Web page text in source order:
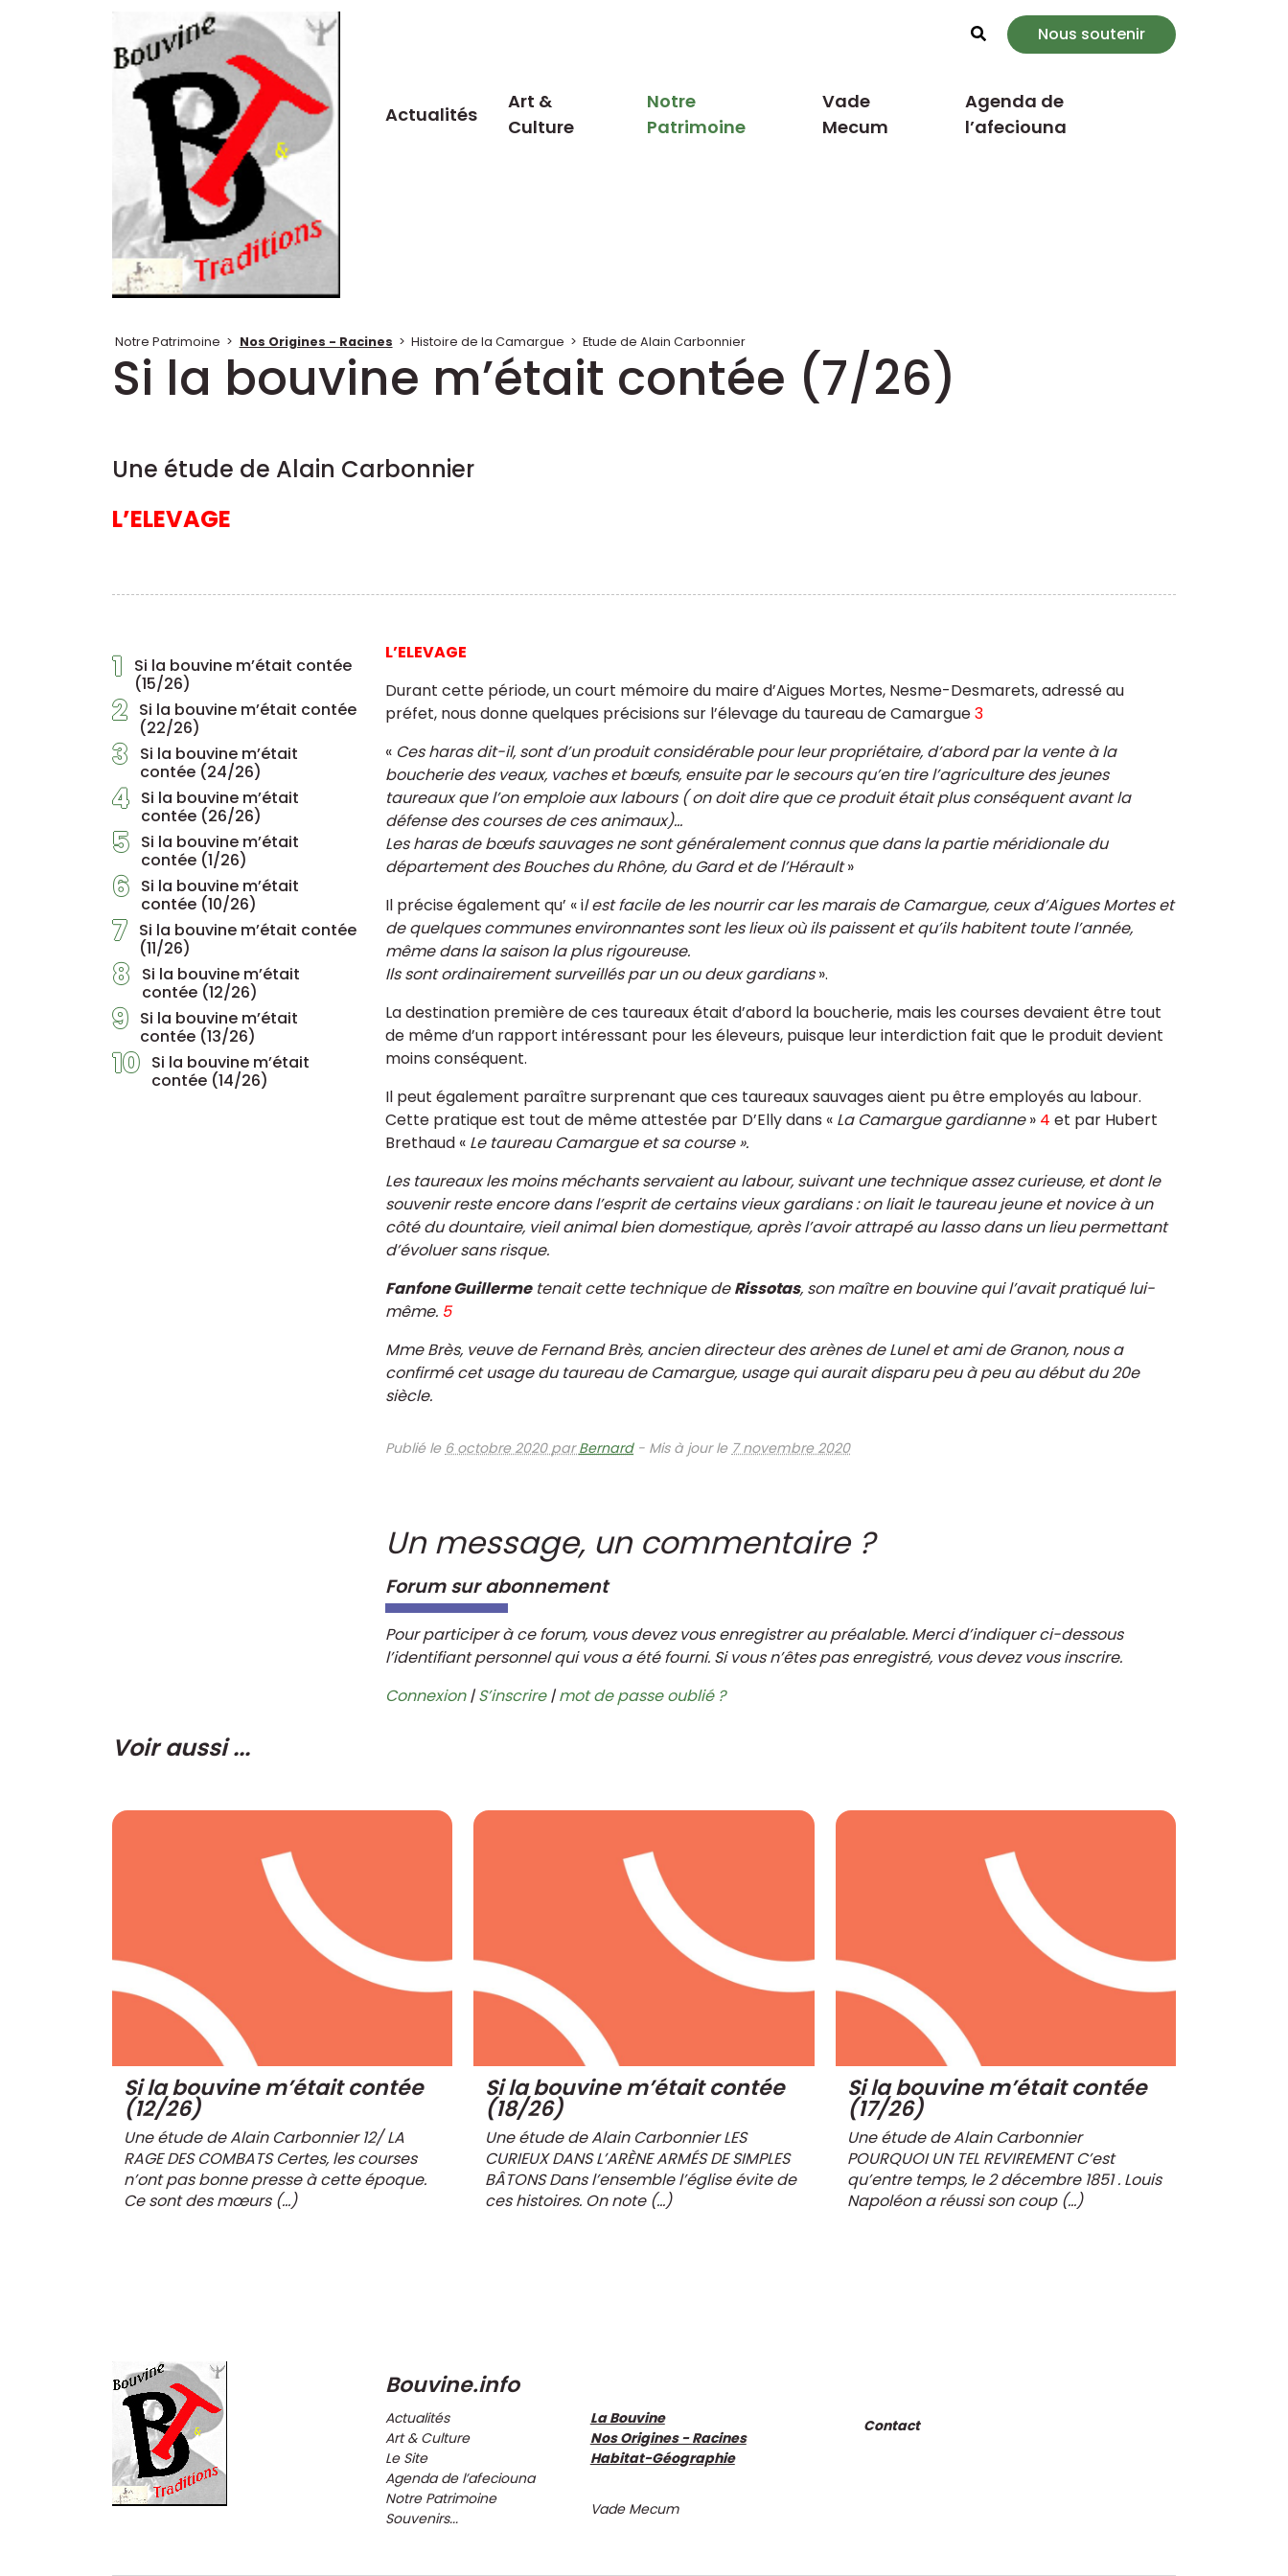
Rechercher
Nous soutenir
Actualités
Art &
Culture
Notre
Patrimoine
Vade
Mecum
Agenda de
l’afeciouna
Notre Patrimoine > Nos Origines - Racines > Histoire de la Camargue > Etude de Alain Carbonnier
Si la bouvine m’était contée (7/26)
Une étude de Alain Carbonnier
L’ELEVAGE
1
Si la bouvine m’était contée
(15/26)
2 Si la bouvine m’était contée
(22/26)
3
Si la bouvine m’était
contée (24/26)
4 Si la bouvine m’était
contée (26/26)
5 Si la bouvine m’était
contée (1/26)
6 Si la bouvine m’était
contée (10/26)
7 Si la bouvine m’était contée
(11/26)
8
Si la bouvine m’était
contée (12/26)
9 Si la bouvine m’était
contée (13/26)
10 Si la bouvine m’était
contée (14/26)
L’ELEVAGE
Durant cette période, un court mémoire du maire d’Aigues Mortes, Nesme-Desmarets, adressé au
préfet, nous donne quelques précisions sur l’élevage du taureau de Camargue3
« Ces haras dit-il, sont d’un produit considérable pour leur propriétaire, d’abord par la vente à la
boucherie des veaux, vaches et bœufs, ensuite par le secours qu’en tire l’agriculture des jeunes
taureaux que l’on emploie aux labours ( on doit dire que ce produit était plus conséquent avant la
défense des courses de ces animaux)…
Les haras de bœufs sauvages ne sont généralement connus que dans la partie méridionale du
département des Bouches du Rhône, du Gard et de l’Hérault»
Il précise également qu’ « il est facile de les nourrir car les marais de Camargue, ceux d’Aigues Mortes et
de quelques communes environnantes sont les lieux où ils paissent et qu’ils habitent toute l’année,
même dans la saison la plus rigoureuse.
Ils sont ordinairement surveillés par un ou deux gardians».
La destination première de ces taureaux était d’abord la boucherie, mais les courses devaient être tout
de même d’un rapport intéressant pour les éleveurs, puisque leur interdiction fait que le produit devient
moins conséquent.
Il peut également paraître surprenant que ces taureaux sauvages aient pu être employés au labour.
Cette pratique est tout de même attestée par D’Elly dans « La Camargue gardianne» 4 et par Hubert
Brethaud « Le taureau Camargue et sa course ».
Les taureaux les moins méchants servaient au labour, suivant une technique assez curieuse, et dont le
souvenir reste encore dans l’esprit de certains vieux gardians : on liait le taureau jeune et novice à un
côté dudountaire, vieil animal bien domestique, après l’avoir attrapé au lasso dans un lieu permettant
d’évoluer sans risque.
Fanfone Guillermetenait cette technique deRissotas, son maître en bouvine qui l’avait pratiqué lui-
même. 5
Mme Brès, veuve de Fernand Brès, ancien directeur des arènes de Lunel et ami de Granon, nous a
confirmé cet usage du taureau de Camargue, usage qui aurait disparu peu à peu au début du 20e
siècle.
Publié le 6 octobre 2020 parBernard - Mis à jour le 7 novembre 2020
Un message, un commentaire ?
Forum sur abonnement
Pour participer à ce forum, vous devez vous enregistrer au préalable. Merci d’indiquer ci-dessous
l’identifiant personnel qui vous a été fourni. Si vous n’êtes pas enregistré, vous devez vous inscrire.
Connexion|S’inscrire|mot de passe oublié ?
Voir aussi ...
Si la bouvine m’était contée
(12/26)
Une étude de Alain Carbonnier 12/ LA
RAGE DES COMBATS Certes, les courses
n’ont pas bonne presse à cette époque.
Ce sont des mœurs (…)
Si la bouvine m’était contée
(18/26)
Une étude de Alain Carbonnier LES
CURIEUX DANS L’ARÈNE ARMÉS DE SIMPLES
BÂTONS Dans l’ensemble l’église évite de
ces histoires. On note (…)
Si la bouvine m’était contée
(17/26)
Une étude de Alain Carbonnier
POURQUOI UN TEL REVIREMENT C’est
qu’entre temps, le 2 décembre 1851 . Louis
Napoléon a réussi son coup (…)
Bouvine.info
Actualités
Art & Culture
Le Site
Agenda de l’afeciouna
Notre Patrimoine
Souvenirs...
La Bouvine
Nos Origines - Racines
Habitat-Géographie
Vade Mecum
Contact